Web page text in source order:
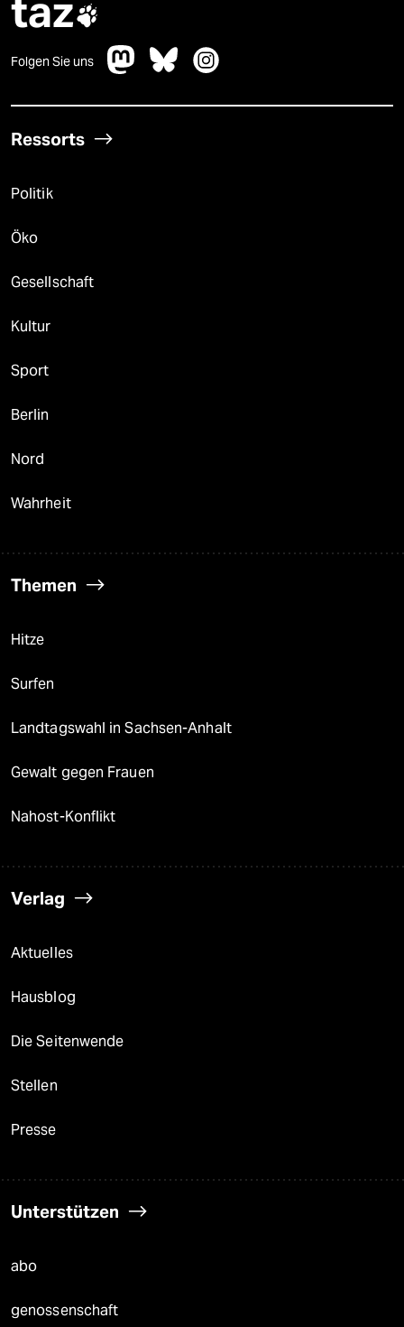
taz
Folgen Sie uns
Ressorts
Politik
Öko
Gesellschaft
Kultur
Sport
Berlin
Nord
Wahrheit
Themen
Hitze
Surfen
Landtagswahl in Sachsen-Anhalt
Gewalt gegen Frauen
Nahost-Konflikt
Verlag
Aktuelles
Hausblog
Die Seitenwende
Stellen
Presse
Unterstützen
abo
genossenschaft